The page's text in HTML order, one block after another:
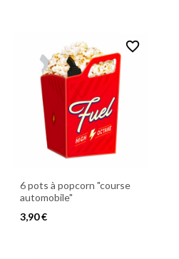
favorite_border
6 pots à popcorn "course
automobile"
3,90 €